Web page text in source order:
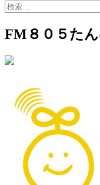
ク
ー
ン
昼
で
す
検
FM８０５た